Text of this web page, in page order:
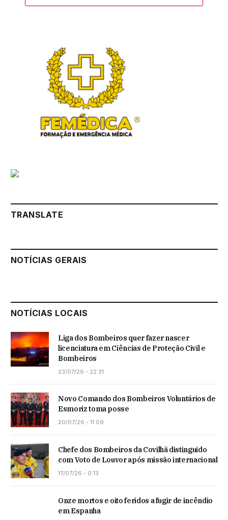
TRANSLATE
NOTÍCIAS GERAIS
NOTÍCIAS LOCAIS
Liga dos Bombeiros quer fazer nascer
licenciatura em Ciências de Proteção Civil e
Bombeiros
23/07/26 - 22:31
Novo Comando dos Bombeiros Voluntários de
Esmoriz toma posse
20/07/26 - 11:09
Chefe dos Bombeiros da Covilhã distinguido
com Voto de Louvor após missão internacional
17/07/26 - 0:13
Onze mortos e oito feridos a fugir de incêndio
em Espanha